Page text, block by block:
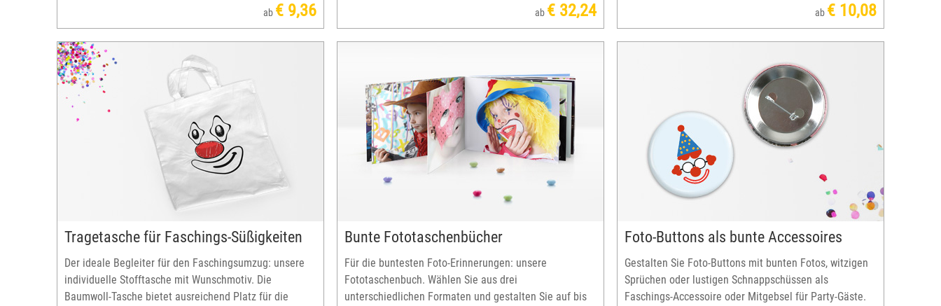
ab € 9,36 ab € 32,24 ab € 10,08
Tragetasche für Faschings-Süßigkeiten
Der ideale Begleiter für den Faschingsumzug: unsere
individuelle Stofftasche mit Wunschmotiv. Die
Baumwoll-Tasche bietet ausreichend Platz für die
Bunte Fototaschenbücher
Für die buntesten Foto-Erinnerungen: unsere
Fototaschenbuch. Wählen Sie aus drei
unterschiedlichen Formaten und gestalten Sie auf bis
Foto-Buttons als bunte Accessoires
Gestalten Sie Foto-Buttons mit bunten Fotos, witzigen
Sprüchen oder lustigen Schnappschüssen als
Faschings-Accessoire oder Mitgebsel für Party-Gäste.